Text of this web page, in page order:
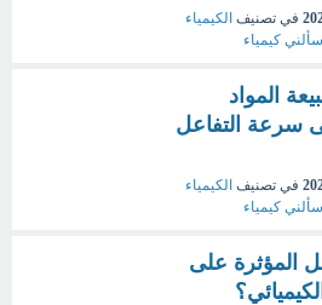
في تصنيف الكيمياء
كيمياء
المواد
سرعة التفاعل
في تصنيف الكيمياء
كيمياء
المؤثرة على